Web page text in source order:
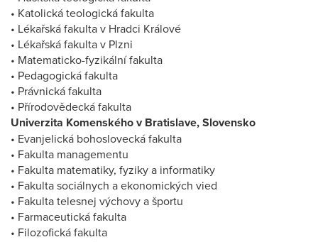
• Katolická teologická fakulta
• Lékařská fakulta v Hradci Králové
• Lékařská fakulta v Plzni
• Matematicko-fyzikální fakulta
• Pedagogická fakulta
• Právnická fakulta
• Přírodovědecká fakulta
Univerzita Komenského v Bratislave, Slovensko
• Evanjelická bohoslovecká fakulta
• Fakulta managementu
• Fakulta matematiky, fyziky a informatiky
• Fakulta sociálnych a ekonomických vied
• Fakulta telesnej výchovy a športu
• Farmaceutická fakulta
• Filozofická fakulta